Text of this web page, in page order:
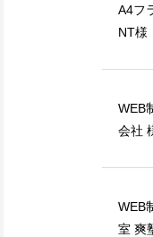
A4フライヤ
A4フ
NT様
WEB
会社
WEB
室 爽